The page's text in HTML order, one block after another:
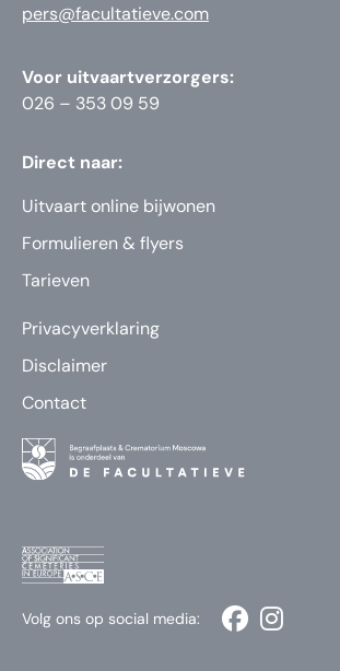
pers@facultatieve.com
Voor uitvaartverzorgers:
026 – 353 09 59
Direct naar:
Uitvaart online bijwonen
Formulieren & flyers
Tarieven
Privacyverklaring
Disclaimer
Contact
Volg ons op social media: